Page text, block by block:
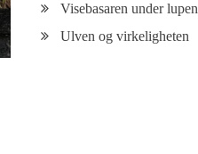
Visebasaren under lupen
Ulven og virkeligheten